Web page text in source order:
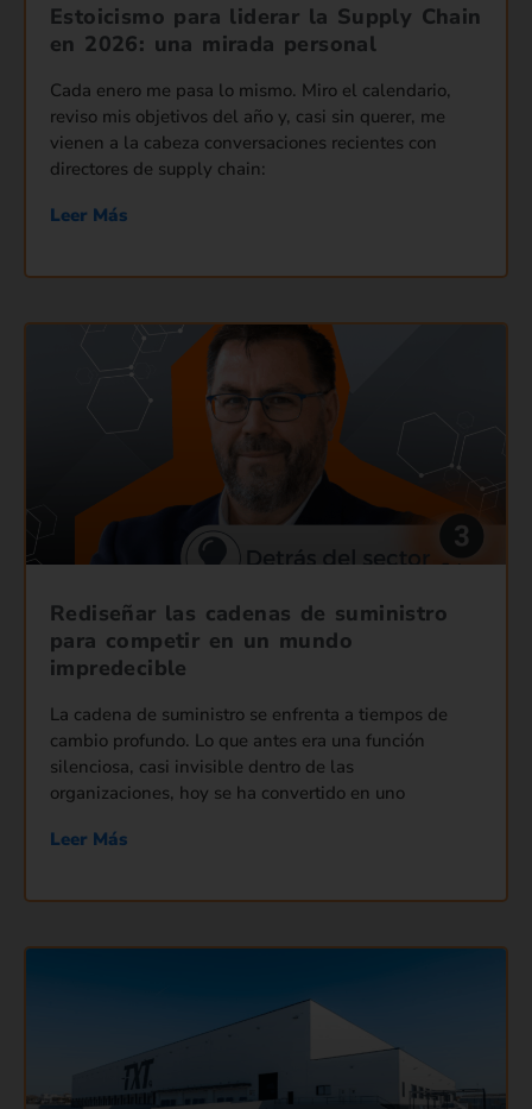
Estoicismo para liderar la Supply Chain
en 2026: una mirada personal
Cada enero me pasa lo mismo. Miro el calendario,
reviso mis objetivos del año y, casi sin querer, me
vienen a la cabeza conversaciones recientes con
directores de supply chain:
Leer Más
Rediseñar las cadenas de suministro
para competir en un mundo
impredecible
La cadena de suministro se enfrenta a tiempos de
cambio profundo. Lo que antes era una función
silenciosa, casi invisible dentro de las
organizaciones, hoy se ha convertido en uno
Leer Más